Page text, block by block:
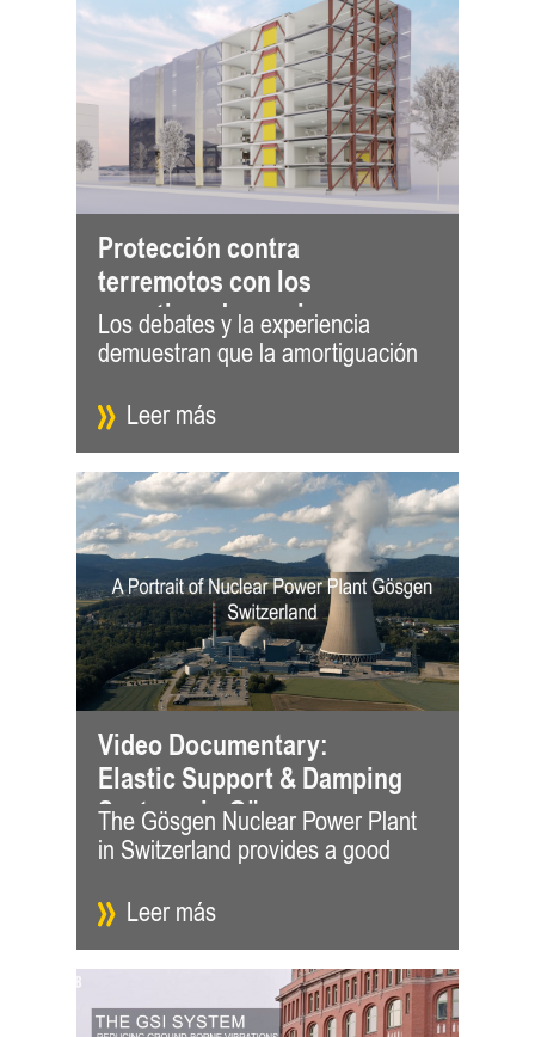
Protección contra
terremotos con los
amortiguadores viscosos
de muro GERB (GVWD)
Los debates y la experiencia
demuestran que la amortiguación
es un factor crucial para reducir el
potencial destructivo de los
Leer más
Video Documentary:
Elastic Support & Damping
Systems in Gösgen
Nuclear Power Plant
The Gösgen Nuclear Power Plant
in Switzerland provides a good
example of long-term use of elastic
support and damping systems for
Leer más